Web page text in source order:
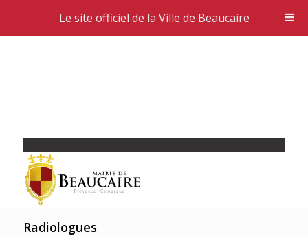
Radiologues
Le site officiel de la Ville de Beaucaire